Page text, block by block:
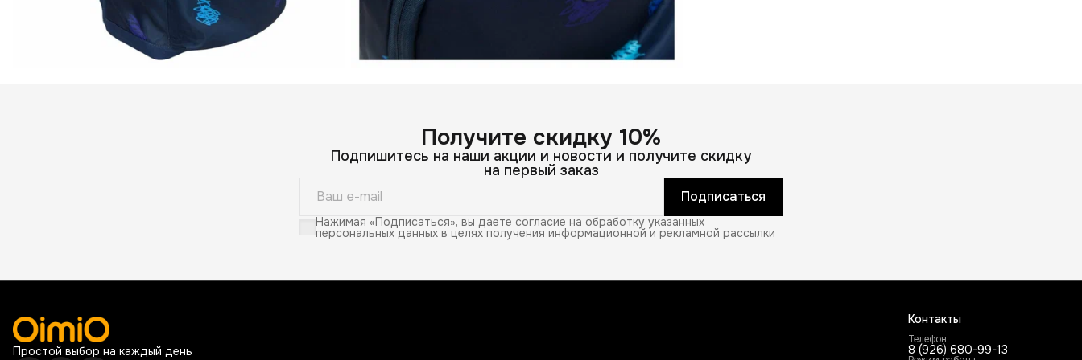
Получите скидку 10%
Подпишитесь на наши акции и новости и получите скидку
на первый заказ
Подписаться
Нажимая «Подписаться», вы даете согласие на обработку указанных
персональных данных в целях получения информационной и рекламной рассылки
Простой выбор на каждый день
Контакты
Телефон
8 (926) 680-99-13